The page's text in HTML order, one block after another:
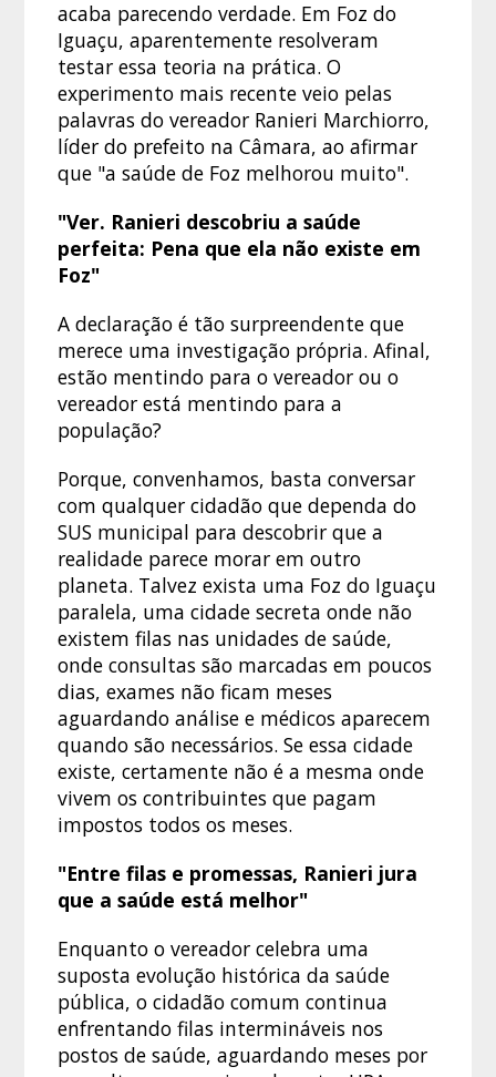
acaba parecendo verdade. Em Foz do
Iguaçu, aparentemente resolveram
testar essa teoria na prática. O
experimento mais recente veio pelas
palavras do vereador Ranieri Marchiorro,
líder do prefeito na Câmara, ao afirmar
que "a saúde de Foz melhorou muito".
"Ver. Ranieri descobriu a saúde
perfeita: Pena que ela não existe em
Foz"
A declaração é tão surpreendente que
merece uma investigação própria. Afinal,
estão mentindo para o vereador ou o
vereador está mentindo para a
população?
Porque, convenhamos, basta conversar
com qualquer cidadão que dependa do
SUS municipal para descobrir que a
realidade parece morar em outro
planeta. Talvez exista uma Foz do Iguaçu
paralela, uma cidade secreta onde não
existem filas nas unidades de saúde,
onde consultas são marcadas em poucos
dias, exames não ficam meses
aguardando análise e médicos aparecem
quando são necessários. Se essa cidade
existe, certamente não é a mesma onde
vivem os contribuintes que pagam
impostos todos os meses.
"Entre filas e promessas, Ranieri jura
que a saúde está melhor"
Enquanto o vereador celebra uma
suposta evolução histórica da saúde
pública, o cidadão comum continua
enfrentando filas intermináveis nos
postos de saúde, aguardando meses por